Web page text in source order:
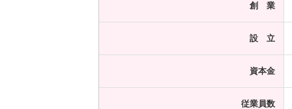
創 業
設 立
資本金
従業員数